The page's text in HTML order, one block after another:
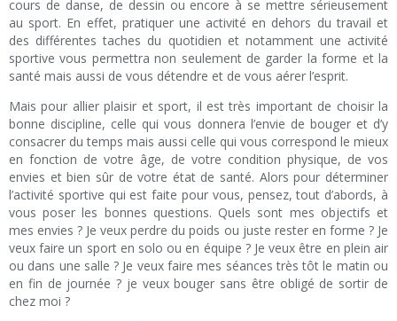
cours de danse, de dessin ou encore à se mettre sérieusement
au sport. En effet, pratiquer une activité en dehors du travail et
des différentes taches du quotidien et notamment une activité
sportive vous permettra non seulement de garder la forme et la
santé mais aussi de vous détendre et de vous aérer l’esprit.
Mais pour allier plaisir et sport, il est très important de choisir la
bonne discipline, celle qui vous donnera l’envie de bouger et d’y
consacrer du temps mais aussi celle qui vous correspond le mieux
en fonction de votre âge, de votre condition physique, de vos
envies et bien sûr de votre état de santé. Alors pour déterminer
l’activité sportive qui est faite pour vous, pensez, tout d’abords, à
vous poser les bonnes questions. Quels sont mes objectifs et
mes envies ? Je veux perdre du poids ou juste rester en forme ? Je
veux faire un sport en solo ou en équipe ? Je veux être en plein air
ou dans une salle ? Je veux faire mes séances très tôt le matin ou
en fin de journée ? je veux bouger sans être obligé de sortir de
chez moi ?